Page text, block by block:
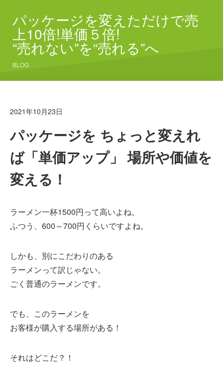
パッケージを変えただけで売
上10倍!単価５倍!
“売れない”を“売れる”へ
BLOG
2021年10月23日
パッケージを ちょっと変えれ
ば「単価アップ」 場所や価値を
変える！
ラーメン一杯1500円って高いよね。
ふつう、600～700円くらいですよね。
しかも、別にこだわりのある
ラーメンって訳じゃない。
ごく普通のラーメンです。
でも、このラーメンを
お客様が購入する場所がある！
それはどこだ？！